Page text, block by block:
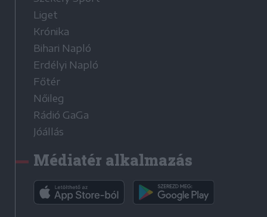
Liget
Krónika
Bihari Napló
Erdélyi Napló
Főtér
Nőileg
Rádió GaGa
Jóállás
Médiatér alkalmazás